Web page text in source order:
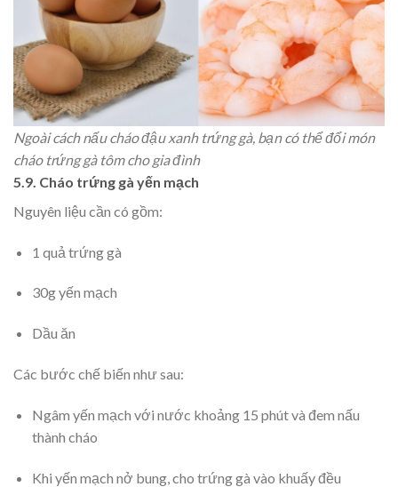
Ngoài cách nấu cháo đậu xanh trứng gà, bạn có thể đổi món
cháo trứng gà tôm cho gia đình
5.9. Cháo trứng gà yến mạch
Nguyên liệu cần có gồm:
1 quả trứng gà
30g yến mạch
Dầu ăn
Các bước chế biến như sau:
Ngâm yến mạch với nước khoảng 15 phút và đem nấu
thành cháo
Khi yến mạch nở bung, cho trứng gà vào khuấy đều